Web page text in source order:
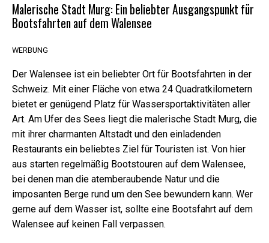
Malerische Stadt Murg: Ein beliebter Ausgangspunkt für
Bootsfahrten auf dem Walensee
WERBUNG
Der Walensee ist ein beliebter Ort für Bootsfahrten in der
Schweiz. Mit einer Fläche von etwa 24 Quadratkilometern
bietet er genügend Platz für Wassersportaktivitäten aller
Art. Am Ufer des Sees liegt die malerische Stadt Murg, die
mit ihrer charmanten Altstadt und den einladenden
Restaurants ein beliebtes Ziel für Touristen ist. Von hier
aus starten regelmäßig Bootstouren auf dem Walensee,
bei denen man die atemberaubende Natur und die
imposanten Berge rund um den See bewundern kann. Wer
gerne auf dem Wasser ist, sollte eine Bootsfahrt auf dem
Walensee auf keinen Fall verpassen.
Erforderliche
Diese Cookies
sind nicht
optional. Sie
sind für das
Funktionieren
der Website
erforderlich.